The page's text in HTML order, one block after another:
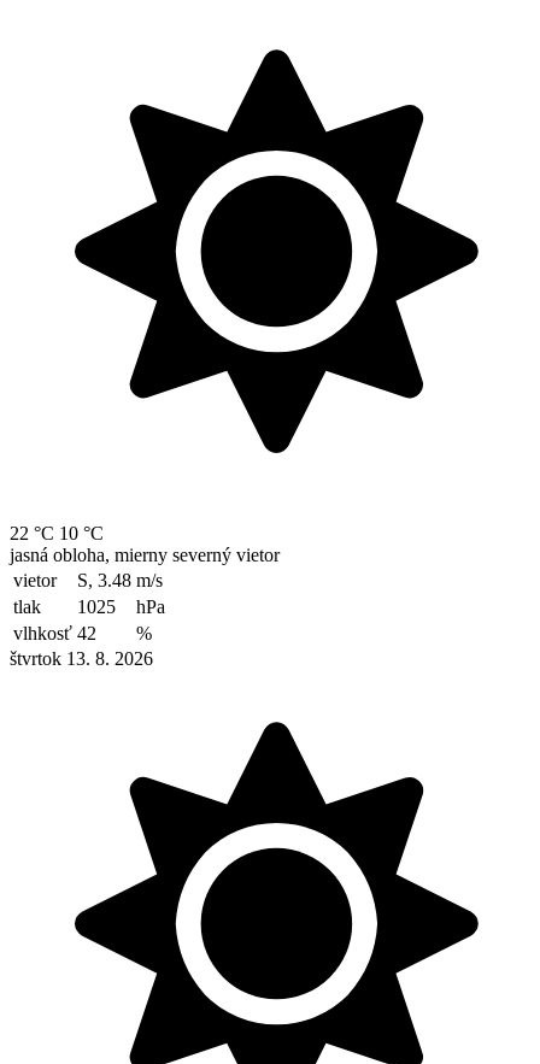
22 °C 10 °C
jasná obloha, mierny severný vietor
vietor
S, 3.48 m/s
tlak
1025
hPa
vlhkosť 42
%
štvrtok 13. 8. 2026